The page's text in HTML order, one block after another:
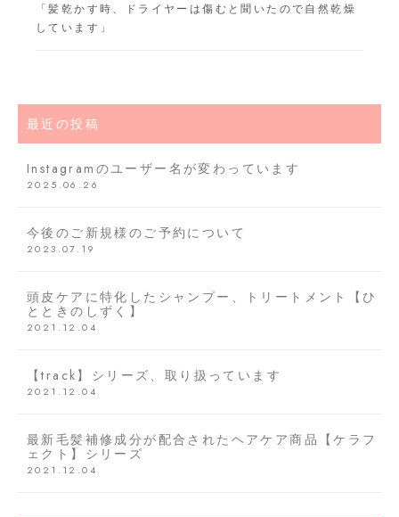
「髪乾かす時、ドライヤーは傷むと聞いたので自然乾燥
しています」
最近の投稿
Instagramのユーザー名が変わっています
2025.06.26
今後のご新規様のご予約について
2023.07.19
頭皮ケアに特化したシャンプー、トリートメント【ひ
とときのしずく】
2021.12.04
【track】シリーズ、取り扱っています
2021.12.04
最新毛髪補修成分が配合されたヘアケア商品【ケラフ
ェクト】シリーズ
2021.12.04